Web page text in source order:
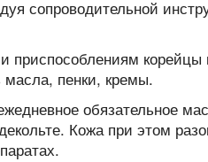
сопроводительной
приспособлениям
масла, пенки, кремы.
обязательное
Кожа при этом